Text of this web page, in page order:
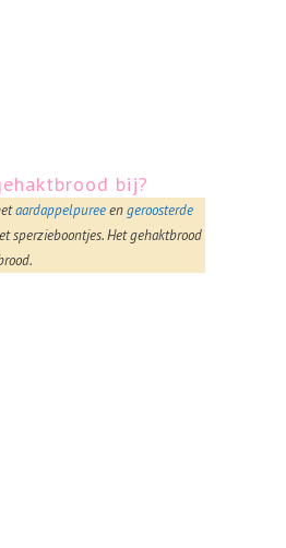
bij?
aardappelpureeengeroosterde
sperzieboontjes. Het gehaktbrood